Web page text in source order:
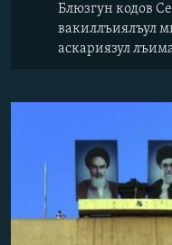
Блюзгун кодов
вакиллъиялъул
аскариязул